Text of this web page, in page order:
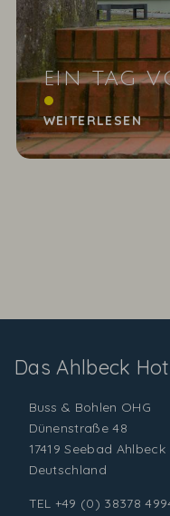
EIN TAG
Unsere
Grundschule
WEITERLESEN
Das Ahlbeck
Buss & Bohlen OHG
Dünenstraße 48
17419 Seebad Ahlbeck
Deutschland
TEL +49 (0) 38378